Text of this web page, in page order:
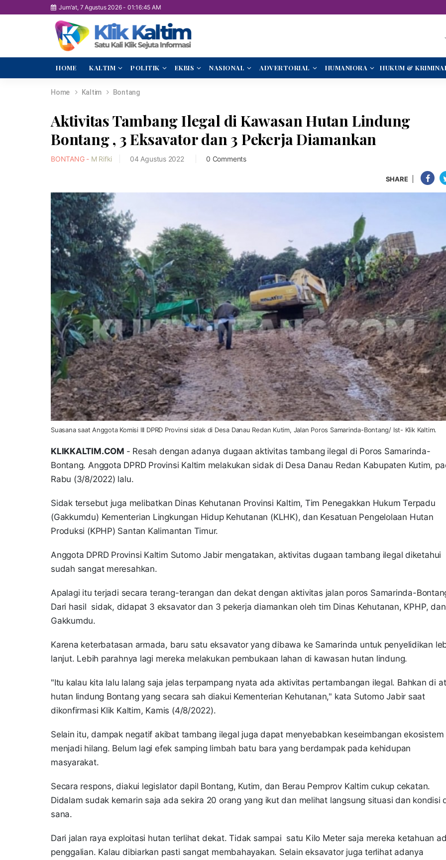
Jum'at, 7 Agustus 2026- 01:16:46 AM
HOME KALTIM POLITIK EKBIS NASIONAL ADVERTORIAL HUMANIORA HUKUM &
Home Kaltim Bontang
Aktivitas Tambang Ilegal di Kawasan Hutan Lindung
Bontang , 3 Eksavator dan 3 Pekerja Diamankan
BONTANG - M Rifki 04 Agustus 2022 0 Comments
SHARE
Suasana saat Anggota Komisi III DPRD Provinsi sidak di Desa Danau Redan Kutim, Jalan Poros Samarinda-Bontang/ Ist- Klik Kaltim.
KLIKKALTIM.COM - Resah dengan adanya dugaan aktivitas tambang ilegal di Poros Samarinda-
Bontang. Anggota DPRD Provinsi Kaltim melakukan sidak di Desa Danau Redan Kabupaten Kutim,
Rabu (3/8/2022) lalu.
Sidak tersebut juga melibatkan Dinas Kehutanan Provinsi Kaltim, Tim Penegakkan Hukum Terpadu
(Gakkumdu) Kementerian Lingkungan Hidup Kehutanan (KLHK), dan Kesatuan Pengelolaan Hutan
Produksi (KPHP) Santan Kalimantan Timur.
Anggota DPRD Provinsi Kaltim Sutomo Jabir mengatakan, aktivitas dugaan tambang ilegal diketahui
sudah sangat meresahkan.
Apalagi itu terjadi secara terang-terangan dan dekat dengan aktivitas jalan poros Samarinda-
Dari hasil sidak, didapat 3 eksavator dan 3 pekerja diamankan oleh tim Dinas Kehutanan, KPHP, dan
Gakkumdu.
Karena keterbatasan armada, baru satu eksavator yang dibawa ke Samarinda untuk penyelidikan
lanjut. Lebih parahnya lagi mereka melakukan pembukaan lahan di kawasan hutan lindung.
"Itu kalau kita lalu lalang saja jelas terpampang nyata ada aktivitas pertambangan ilegal. Bahkan di
hutan lindung Bontang yang secara sah diakui Kementerian Kehutanan," kata Sutomo Jabir saat
dikonfirmasi Klik Kaltim, Kamis (4/8/2022).
Selain itu, dampak negatif akibat tambang ilegal juga dapat menyebabkan keseimbangan ekosistem
menjadi hilang. Belum lagi efek samping limbah batu bara yang berdampak pada kehidupan
masyarakat.
Secara respons, diakui legislator dapil Bontang, Kutim, dan Berau Pemprov Kaltim cukup cekatan.
Didalam sudak kemarin saja ada sekira 20 orang yang ikut dan melihat langsung situasi dan kondisi
sana.
Dari jalan raya exploitasi hutan terlihat dekat. Tidak sampai satu Kilo Meter saja mereka ketahuan
penggalian. Kalau dibiarkan pasti sangat membahayakan. Selain eksavator juga terlihat adanya